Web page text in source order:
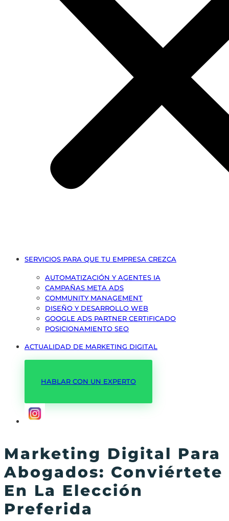
SERVICIOS PARA QUE TU EMPRESA CREZCA
AUTOMATIZACIÓN Y AGENTES IA
CAMPAÑAS META ADS
COMMUNITY MANAGEMENT
DISEÑO Y DESARROLLO WEB
GOOGLE ADS PARTNER CERTIFICADO
POSICIONAMIENTO SEO
ACTUALIDAD DE MARKETING DIGITAL
HABLAR CON UN EXPERTO
Marketing Digital Para
Abogados: Conviértete
En La Elección
Preferida